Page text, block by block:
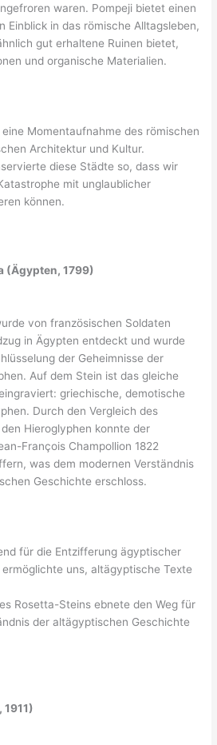
waren. Pompeji bietet einen
Einblick in das römische Alltagsleben,
gut erhaltene Ruinen bietet,
und organische Materialien.
Momentaufnahme des römischen
Architektur und Kultur.
diese Städte so, dass wir
mit unglaublicher
können.
(Ägypten, 1799)
von französischen Soldaten
in Ägypten entdeckt und wurde
der Geheimnisse der
Auf dem Stein ist das gleiche
griechische, demotische
Durch den Vergleich des
Hieroglyphen konnte der
François Champollion 1822
was dem modernen Verständnis
Geschichte erschloss.
für die Entzifferung ägyptischer
uns, altägyptische Texte
Rosetta-Steins ebnete den Weg für
der altägyptischen Geschichte